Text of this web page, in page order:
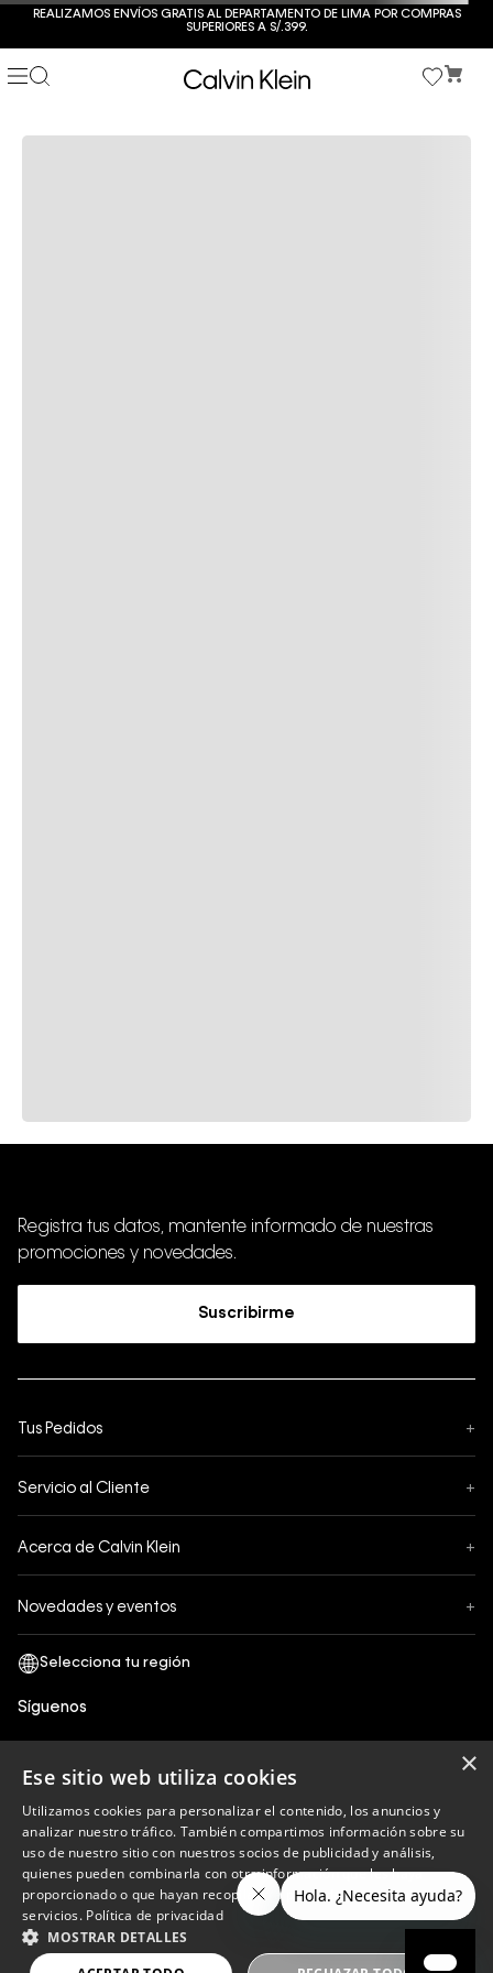
REALIZAMOS ENVÍOS GRATIS AL DEPARTAMENTO DE LIMA POR COMPRAS
SUPERIORES A S/.399.
Registra tus datos, mantente informado de nuestras
promociones y novedades.
Suscribirme
Tus Pedidos +
Formas de Pago
Servicio al Cliente +
¿Cómo comprar?
Acerca de Calvin Klein +
Términos y Condiciones
Política de Privacidad y tratamiento de datos personales
Política de Cookies
Libro de reclamaciones
Políticas de recojo en tienda
Novedades y eventos +
Síguenos
Calvin Klein
Copyright © 2023 Calvin Klein peru ®. Todos los
derechos reservados.
×
Ese sitio web utiliza cookies
Utilizamos cookies para personalizar el contenido, los anuncios y
analizar nuestro tráfico. También compartimos información sobre su
uso de nuestro sitio con nuestros socios de publicidad y análisis,
quienes pueden combinarla con otra información que les haya
proporcionado o que hayan recopilado a partir del uso de sus
servicios. Política de privacidad
MOSTRAR DETALLES